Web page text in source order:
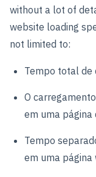
without a lot of
website loading
not limited to:
Tempo total de
O
em uma página
Tempo
em uma página